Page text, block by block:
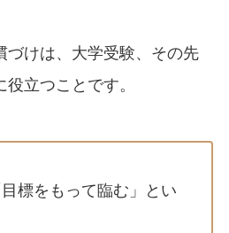
づけは、大学受験、その先
立つことです。
標をもって臨む」とい